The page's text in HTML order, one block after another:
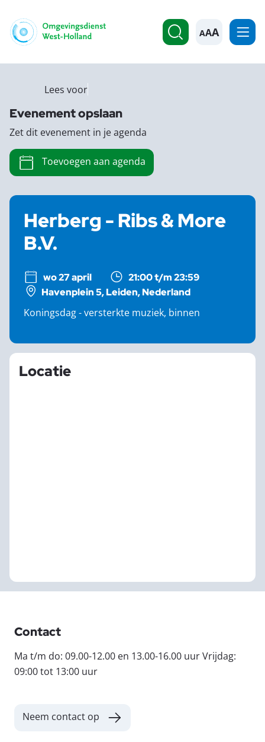
A
Herberg - Ribs & More
B.V.
wo 27 april
21:00 t/m 23:59
Havenplein 5, Leiden, Nederland
Koningsdag - versterkte muziek, binnen
Locatie
Lees voor
Evenement opslaan
Zet dit evenement in je agenda
Toevoegen aan agenda
Contact
Ma t/m do: 09.00-12.00 en 13.00-16.00 uur Vrijdag:
09:00 tot 13:00 uur
Neem contact op